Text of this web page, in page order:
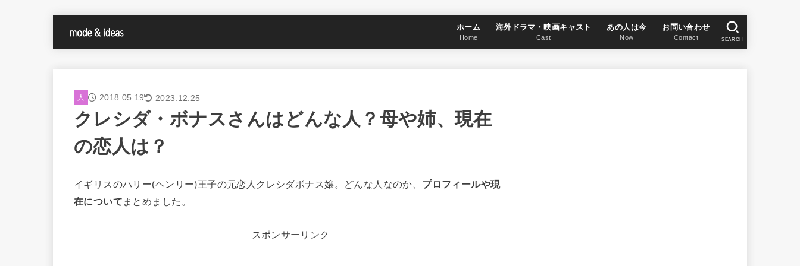
ホーム
Home
海外ドラマ・映画キャスト
Cast
あの人は今
Now
お問い合わせ
Contact SEARCH
人 2018.05.19 2023.12.25
クレシダ・ボナスさんはどんな人？母や姉、現在
の恋人は？
イギリスのハリー(ヘンリー)王子の元恋人クレシダボナス嬢。どんな人なのか、 プロフィールや現
在について まとめました。
スポンサーリンク